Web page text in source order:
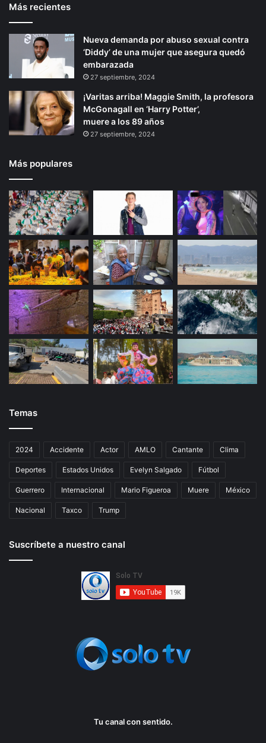
Más recientes
Nueva demanda por abuso sexual contra
‘Diddy’ de una mujer que asegura quedó
embarazada
27 septiembre, 2024
¡Varitas arriba! Maggie Smith, la profesora
McGonagall en ‘Harry Potter’,
muere a los 89 años
27 septiembre, 2024
Más populares
Temas
2024 Accidente Actor AMLO Cantante Clima
Deportes Estados Unidos Evelyn Salgado Fútbol
Guerrero Internacional Mario Figueroa Muere México
Nacional Taxco Trump
Suscríbete a nuestro canal
Tu canal con sentido.